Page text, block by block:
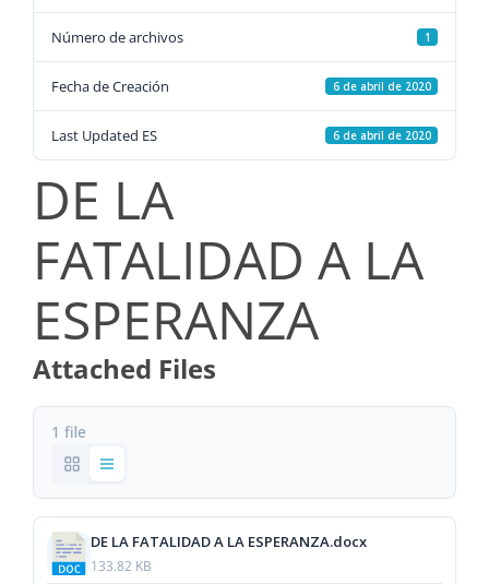
Número de archivos 1
Fecha de Creación 6 de abril de 2020
Last Updated ES 6 de abril de 2020
DE LA
FATALIDAD A LA
ESPERANZA
Attached Files
1 file
DE LA FATALIDAD A LA ESPERANZA.docx
133.82 KB